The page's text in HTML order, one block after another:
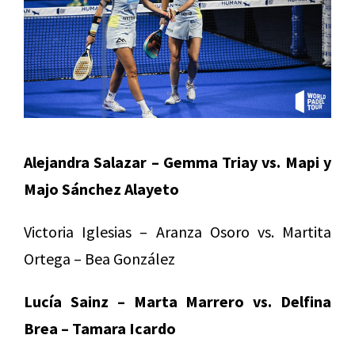
Alejandra Salazar – Gemma Triay vs. Mapi y
Majo Sánchez Alayeto
Victoria Iglesias – Aranza Osoro vs. Martita
Ortega – Bea González
Lucía Sainz – Marta Marrero vs. Delfina
Brea – Tamara Icardo